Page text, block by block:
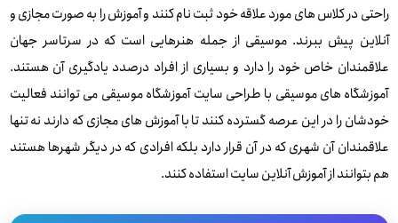
راحتی در کلاس های مورد علاقه خود ثبت نام کنند و آموزش را به صورت مجازی و
آنلاین پیش ببرند. موسیقی از جمله هنرهایی است که در سرتاسر جهان
علاقمندان خاص خود را دارد و بسیاری از افراد درصدد یادگیری آن هستند.
آموزشگاه های موسیقی با طراحی سایت آموزشگاه موسیقی می ‌توانند فعالیت
خودشان را در این عرصه گسترده کنند تا با آموزش های مجازی که دارند نه تنها
علاقمندان آن شهری که در آن قرار دارد بلکه افرادی که در دیگر شهرها هستند
هم بتوانند از آموزش آنلاین سایت استفاده کنند.